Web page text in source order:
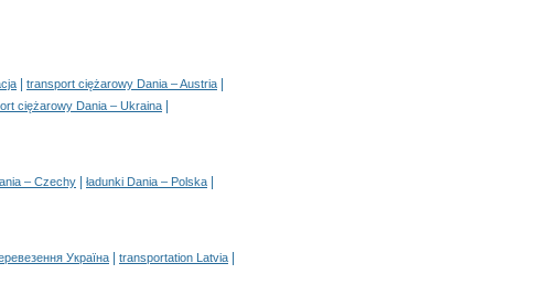
transport ciężarowy Dania – Austria
ciężarowy Dania – Ukraina
– Czechy ładunki Dania – Polska
Україна transportation Latvia